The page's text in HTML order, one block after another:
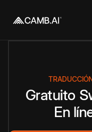
Gratuito
En